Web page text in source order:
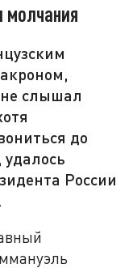
молчания
слышал
до
России